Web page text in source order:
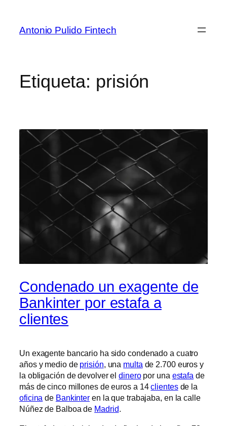
Antonio Pulido Fintech
Etiqueta: prisión
Condenado un exagente de
Bankinter por estafa a
clientes
Un exagente bancario ha sido condenado a cuatro
años y medio de prisión, una multa de 2.700 euros y
la obligación de devolver eldineropor una estafa de
más de cinco millones de euros a 14clientesde la
oficina de Bankinter en la que trabajaba, en la calle
Núñez de Balboa de Madrid.